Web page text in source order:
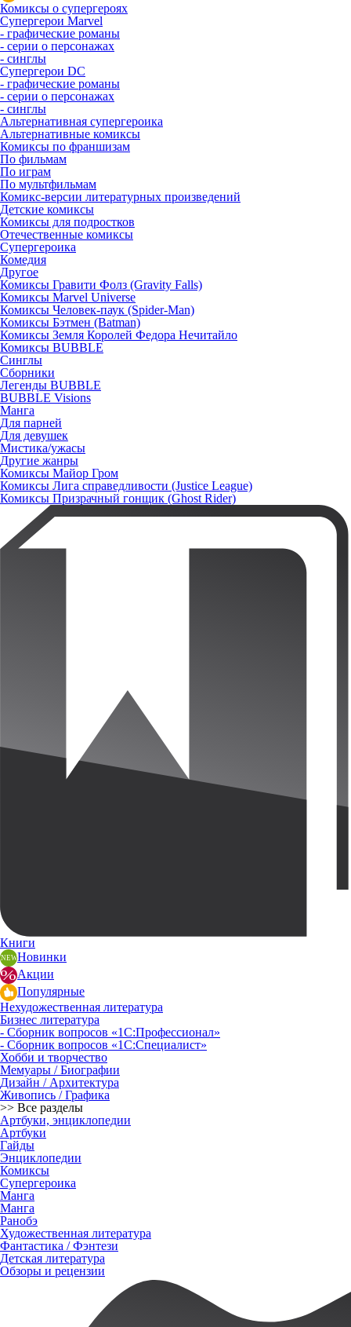
Комиксы о супергероях
Супергерои Marvel
- графические романы
- серии о персонажах
- синглы
Супергерои DC
- графические романы
- серии о персонажах
- синглы
Альтернативная супергероика
Альтернативные комиксы
Комиксы по франшизам
По фильмам
По играм
По мультфильмам
Комикс-версии литературных произведений
Детские комиксы
Комиксы для подростков
Отечественные комиксы
Супергероика
Комедия
Другое
Комиксы Гравити Фолз (Gravity Falls)
Комиксы Marvel Universe
Комиксы Человек-паук (Spider-Man)
Комиксы Бэтмен (Batman)
Комиксы Земля Королей Федора Нечитайло
Комиксы BUBBLE
Синглы
Сборники
Легенды BUBBLE
BUBBLE Visions
Манга
Для парней
Для девушек
Мистика/ужасы
Другие жанры
Комиксы Майор Гром
Комиксы Лига справедливости (Justice League)
Комиксы Призрачный гонщик (Ghost Rider)
Книги
Новинки
Акции
Популярные
Нехудожественная литература
Бизнес литература
- Сборник вопросов «1С:Профессионал»
- Сборник вопросов «1С:Специалист»
Хобби и творчество
Мемуары / Биографии
Дизайн / Архитектура
Живопись / Графика
>> Все разделы
Артбуки, энциклопедии
Артбуки
Гайды
Энциклопедии
Комиксы
Супергероика
Манга
Манга
Ранобэ
Художественная литература
Фантастика / Фэнтези
Детская литература
Обзоры и рецензии